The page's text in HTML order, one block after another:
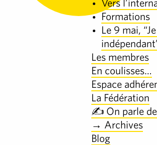
Vers
Formations
Le 9 mai,
Les membres
En coulisses…
Espace
La Fédération
✍️ On parle
→ Archives
Blog